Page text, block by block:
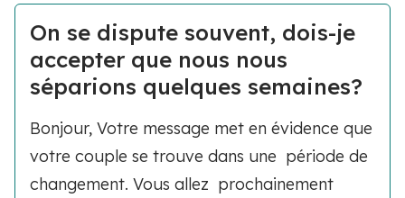
On se dispute souvent, dois-je
accepter que nous nous
séparions quelques semaines?
Bonjour, Votre message met en évidence que
votre couple se trouve dans une période de
changement. Vous allez prochainement